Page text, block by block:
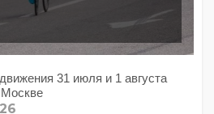
31 июля и 1 августа
Москве